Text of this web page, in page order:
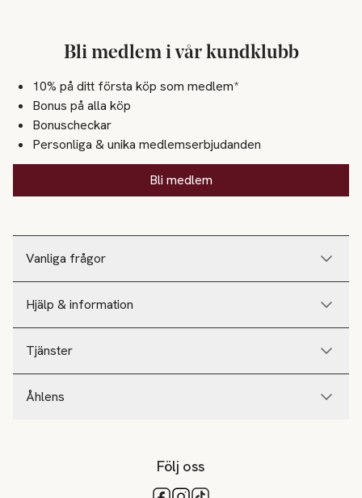
Vanliga frågor
Hjälp & information
Tjänster
Åhlens
Bli medlem i vår kundklubb
10% på ditt första köp som medlem*
Bonus på alla köp
Bonuscheckar
Personliga & unika medlemserbjudanden
Bli medlem
Följ oss